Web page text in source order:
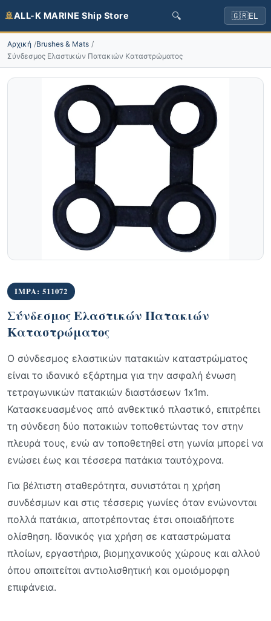
🚢ALL-K MARINE Ship Store 🔍 🇬🇷EL
Αρχική
Brushes & Mats
Σύνδεσμος Ελαστικών Πατακιών Καταστρώματος
IMPA: 511072
Σύνδεσμος Ελαστικών Πατακιών
Καταστρώματος
Ο σύνδεσμος ελαστικών πατακιών καταστρώματος
είναι το ιδανικό εξάρτημα για την ασφαλή ένωση
τετραγωνικών πατακιών διαστάσεων 1x1m.
Κατασκευασμένος από ανθεκτικό πλαστικό, επιτρέπει
τη σύνδεση δύο πατακιών τοποθετώντας τον στην
πλευρά τους, ενώ αν τοποθετηθεί στη γωνία μπορεί να
ενώσει έως και τέσσερα πατάκια ταυτόχρονα.
Για βέλτιστη σταθερότητα, συνιστάται η χρήση
συνδέσμων και στις τέσσερις γωνίες όταν ενώνονται
πολλά πατάκια, αποτρέποντας έτσι οποιαδήποτε
ολίσθηση. Ιδανικός για χρήση σε καταστρώματα
πλοίων, εργαστήρια, βιομηχανικούς χώρους και αλλού
όπου απαιτείται αντιολισθητική και ομοιόμορφη
επιφάνεια.